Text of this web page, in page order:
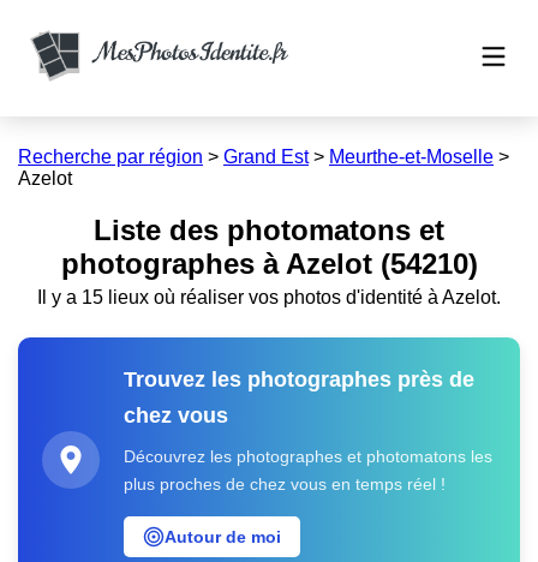
Recherche par région > Grand Est> Meurthe-et-Moselle >
Azelot
Liste des photomatons et
photographes à Azelot (54210)
Il y a 15 lieux où réaliser vos photos d'identité à Azelot.
Trouvez les photographes près de
chez vous
Découvrez les photographes et photomatons les
plus proches de chez vous en temps réel !
Autour de moi